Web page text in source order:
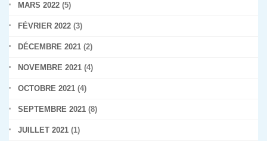
MARS 2022 (5)
FÉVRIER 2022 (3)
DÉCEMBRE 2021 (2)
NOVEMBRE 2021 (4)
OCTOBRE 2021 (4)
SEPTEMBRE 2021 (8)
JUILLET 2021 (1)